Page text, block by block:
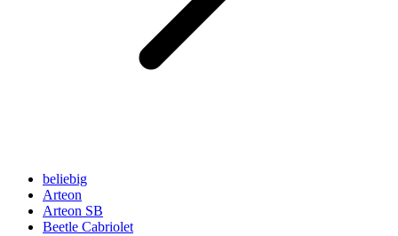
beliebig
Arteon
Arteon SB
Beetle Cabriolet